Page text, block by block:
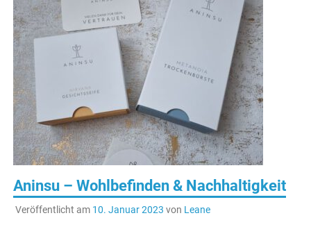
Aninsu – Wohlbefinden & Nachhaltigkeit
Veröffentlicht am 10. Januar 2023 von Leane